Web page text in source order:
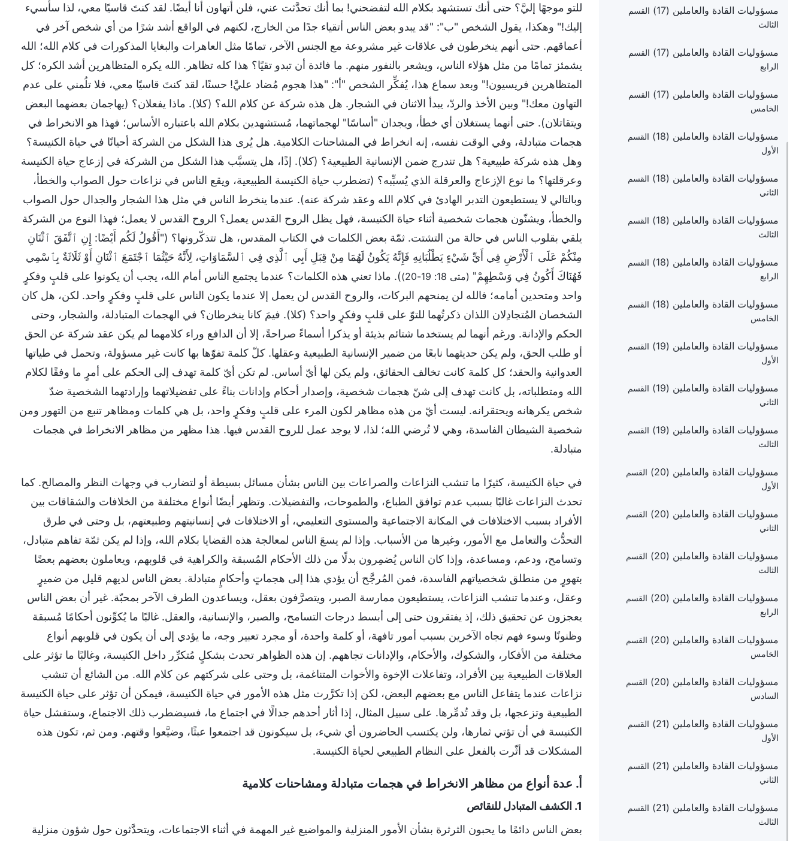
مسؤوليات القادة والعاملين (17)
القسم
الثالث
مسؤوليات القادة والعاملين (17)
القسم
الرابع
مسؤوليات القادة والعاملين (17)
القسم
الخامس
مسؤوليات القادة والعاملين (18)
القسم
الأول
مسؤوليات القادة والعاملين (18)
القسم
الثاني
مسؤوليات القادة والعاملين (18)
القسم
الثالث
مسؤوليات القادة والعاملين (18)
القسم
الرابع
مسؤوليات القادة والعاملين (18)
القسم
الخامس
مسؤوليات القادة والعاملين (19)
القسم
الأول
مسؤوليات القادة والعاملين (19)
القسم
الثاني
مسؤوليات القادة والعاملين (19)
القسم
الثالث
مسؤوليات القادة والعاملين (20)
القسم
الأول
مسؤوليات القادة والعاملين (20)
القسم
الثاني
مسؤوليات القادة والعاملين (20)
القسم
الثالث
مسؤوليات القادة والعاملين (20)
القسم
الرابع
مسؤوليات القادة والعاملين (20)
القسم
الخامس
مسؤوليات القادة والعاملين (20)
القسم
السادس
مسؤوليات القادة والعاملين (21)
القسم
الأول
مسؤوليات القادة والعاملين (21)
القسم
الثاني
مسؤوليات القادة والعاملين (21)
القسم
الثالث
للتو موجهًا إليَّ؟ حتى أنك تستشهد بكلام الله لتفضحني! بما أنك تحدَّثت عني، فلن أتهاون أنا أيضًا. لقد كنتَ قاسيًا معي، لذا سأُسيء
إليك!" وهكذا، يقول الشخص "ب": "قد يبدو بعض الناس أتقياء جدًا من الخارج، لكنهم في الواقع أشد شرًا من أي شخص آخر في
أعماقهم. حتى أنهم ينخرطون في علاقات غير مشروعة مع الجنس الآخر، تمامًا مثل العاهرات والبغايا المذكورات في كلام الله؛ الله
يشمئز تمامًا من مثل هؤلاء الناس، ويشعر بالنفور منهم. ما فائدة أن تبدو تقيًا؟ هذا كله تظاهر. الله يكره المتظاهرين أشد الكره؛ كل
المتظاهرين فريسيون!" وبعد سماع هذا، يُفكِّر الشخص "أ": "هذا هجوم مُضاد عليَّ! حسنًا، لقد كنتَ قاسيًا معي، فلا تلُمني على عدم
التهاون معك!" وبين الأخذ والردّ، يبدأ الاثنان في الشجار. هل هذه شركة عن كلام الله؟ (كلا). ماذا يفعلان؟ (يهاجمان بعضهما البعض
ويتقاتلان). حتى أنهما يستغلان أي خطأ، ويجدان "أساسًا" لهجماتهما، مُستشهدين بكلام الله باعتباره الأساس؛ فهذا هو الانخراط في
هجمات متبادلة، وفي الوقت نفسه، إنه انخراط في المشاحنات الكلامية. هل يُرى هذا الشكل من الشركة أحيانًا في حياة الكنيسة؟
وهل هذه شركة طبيعية؟ هل تندرج ضمن الإنسانية الطبيعية؟ (كلا). إذًا، هل يتسبَّب هذا الشكل من الشركة في إزعاج حياة الكنيسة
وعرقلتها؟ ما نوع الإزعاج والعرقلة الذي يُسبِّبه؟ (تضطرب حياة الكنيسة الطبيعية، ويقع الناس في نزاعات حول الصواب والخطأ،
وبالتالي لا يستطيعون التدبر الهادئ في كلام الله وعقد شركة عنه). عندما ينخرط الناس في مثل هذا الشجار والجدال حول الصواب
والخطأ، ويشنّون هجمات شخصية أثناء حياة الكنيسة، فهل يظل الروح القدس يعمل؟ الروح القدس لا يعمل؛ فهذا النوع من الشركة
يلقي بقلوب الناس في حالة من التشتت. ثمّة بعض الكلمات في الكتاب المقدس، هل تتذكّرونها؟ ("أَقُولُ لَكُم أَيْضًا: إِنِ ٱتَّفَقَ ٱثْنَانِ
مِنْكُمْ عَلَى ٱلْأَرْضِ فِي أَيِّ شَيْءٍ يَطْلُبَانِهِ فَإِنَّهُ يَكُونُ لَهُمَا مِنْ قِبَلِ أَبِي ٱلَّذِي فِي ٱلسَّمَاوَاتِ، لِأَنَّهُ حَيْثُمَا ٱجْتَمَعَ ٱثْنَانِ أَوْ ثَلَاثَةٌ بِٱسْمِي
فَهُنَاكَ أَكُونُ فِي وَسْطِهِمْ" (متى 18: 19-20)
). ماذا تعني هذه الكلمات؟ عندما يجتمع الناس أمام الله، يجب أن يكونوا على قلبٍ وفكرٍ
واحد ومتحدين أمامه؛ فالله لن يمنحهم البركات، والروح القدس لن يعمل إلا عندما يكون الناس على قلبٍ وفكرٍ واحد. لكن، هل كان
الشخصان المُتجادِلان اللذان ذكرتُهما للتوّ على قلبٍ وفكرٍ واحد؟ (كلا). فيمَ كانا ينخرطان؟ في الهجمات المتبادلة، والشجار، وحتى
الحكم والإدانة. ورغم أنهما لم يستخدما شتائم بذيئة أو يذكرا أسماءً صراحةً، إلا أن الدافع وراء كلامهما لم يكن عقد شركة عن الحق
أو طلب الحق، ولم يكن حديثهما نابعًا من ضمير الإنسانية الطبيعية وعقلها. كلّ كلمة تفوّها بها كانت غير مسؤولة، وتحمل في طياتها
العدوانية والحقد؛ كل كلمة كانت تخالف الحقائق، ولم يكن لها أيّ أساس. لم تكن أيّ كلمة تهدف إلى الحكم على أمرٍ ما وفقًا لكلام
الله ومتطلباته، بل كانت تهدف إلى شنّ هجمات شخصية، وإصدار أحكام وإدانات بناءً على تفضيلاتهما وإرادتهما الشخصية ضدّ
شخص يكرهانه ويحتقرانه. ليست أيّ من هذه مظاهر لكون المرء على قلبٍ وفكرٍ واحد، بل هي كلمات ومظاهر تنبع من التهور ومن
شخصية الشيطان الفاسدة، وهي لا تُرضي الله؛ لذا، لا يوجد عمل للروح القدس فيها. هذا مظهر من مظاهر الانخراط في هجمات
متبادلة.
في حياة الكنيسة، كثيرًا ما تنشب النزاعات والصراعات بين الناس بشأن مسائل بسيطة أو لتضارب في وجهات النظر والمصالح. كما
تحدث النزاعات غالبًا بسبب عدم توافق الطباع، والطموحات، والتفضيلات. وتظهر أيضًا أنواع مختلفة من الخلافات والشقاقات بين
الأفراد بسبب الاختلافات في المكانة الاجتماعية والمستوى التعليمي، أو الاختلافات في إنسانيتهم وطبيعتهم، بل وحتى في طرق
التحدُّث والتعامل مع الأمور، وغيرها من الأسباب. وإذا لم يسعَ الناس لمعالجة هذه القضايا بكلام الله، وإذا لم يكن ثمّة تفاهم متبادل،
وتسامح، ودعم، ومساعدة، وإذا كان الناس يُضمِرون بدلًا من ذلك الأحكام المُسبقة والكراهية في قلوبهم، ويعاملون بعضهم بعضًا
بتهورٍ من منطلق شخصياتهم الفاسدة، فمن المُرجَّح أن يؤدي هذا إلى هجماتٍ وأحكامٍ متبادلة. بعض الناس لديهم قليل من ضميرٍ
وعقل، وعندما تنشب النزاعات، يستطيعون ممارسة الصبر، ويتصرَّفون بعقل، ويساعدون الطرف الآخر بمحبّة. غير أن بعض الناس
يعجزون عن تحقيق ذلك، إذ يفتقرون حتى إلى أبسط درجات التسامح، والصبر، والإنسانية، والعقل. غالبًا ما يُكوِّنون أحكامًا مُسبقة
وظنونًا وسوء فهم تجاه الآخرين بسبب أمور تافهة، أو كلمة واحدة، أو مجرد تعبير وجه، ما يؤدي إلى أن يكون في قلوبهم أنواع
مختلفة من الأفكار، والشكوك، والأحكام، والإدانات تجاههم. إن هذه الظواهر تحدث بشكلٍ مُتكرِّر داخل الكنيسة، وغالبًا ما تؤثر على
العلاقات الطبيعية بين الأفراد، وتفاعلات الإخوة والأخوات المتناغمة، بل وحتى على شركتهم عن كلام الله. من الشائع أن تنشب
نزاعات عندما يتفاعل الناس مع بعضهم البعض، لكن إذا تكرَّرت مثل هذه الأمور في حياة الكنيسة، فيمكن أن تؤثر على حياة الكنيسة
الطبيعية وتزعجها، بل وقد تُدمِّرها. على سبيل المثال، إذا أثار أحدهم جدالًا في اجتماع ما، فسيضطرب ذلك الاجتماع، وستفشل حياة
الكنيسة في أن تؤتي ثمارها، ولن يكتسب الحاضرون أي شيء، بل سيكونون قد اجتمعوا عبثًا، وضيَّعوا وقتهم. ومن ثم، تكون هذه
المشكلات قد أثّرت بالفعل على النظام الطبيعي لحياة الكنيسة.
أ. عدة أنواع من مظاهر الانخراط في هجمات متبادلة ومشاحنات كلامية
1. الكشف المتبادل للنقائص
بعض الناس دائمًا ما يحبون الثرثرة بشأن الأمور المنزلية والمواضيع غير المهمة في أثناء الاجتماعات، ويتحدَّثون حول شؤون منزلية